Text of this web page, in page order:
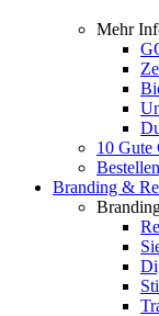
Mehr
10 Gute
Branding &